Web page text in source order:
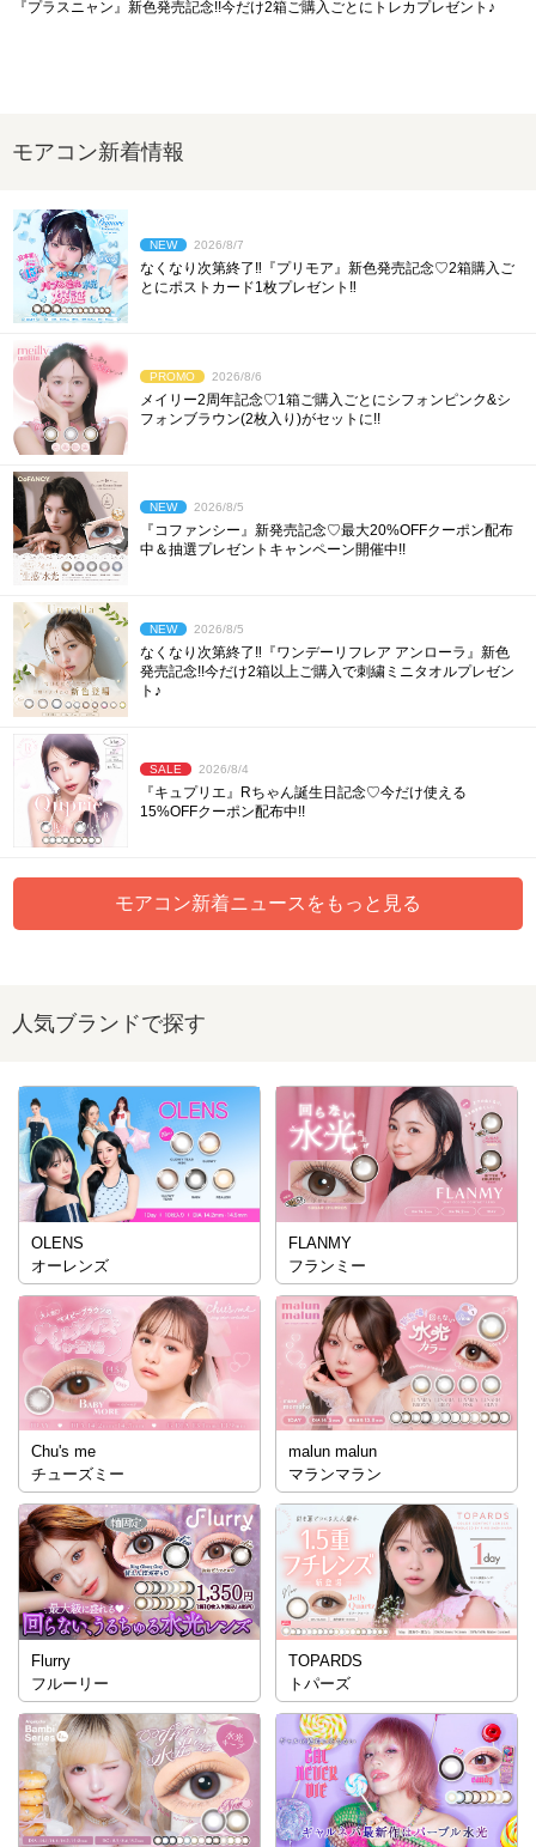
『プラスニャン』新色発売記念!!今だけ2箱ご購入ごとにトレカプレゼント♪
モアコン新着情報
NEW 2026/8/7
なくなり次第終了‼︎『プリモア』新色発売記念♡2箱購入ご
とにポストカード1枚プレゼント‼︎
PROMO 2026/8/6
メイリー2周年記念♡1箱ご購入ごとにシフォンピンク&シ
フォンブラウン(2枚入り)がセットに!!
NEW 2026/8/5
『コファンシー』新発売記念♡最大20%OFFクーポン配布
中＆抽選プレゼントキャンペーン開催中!!
NEW 2026/8/5
なくなり次第終了‼︎『ワンデーリフレア アンローラ』新色
発売記念!!今だけ2箱以上ご購入で刺繍ミニタオルプレゼン
ト♪
SALE 2026/8/4
『キュプリエ』Rちゃん誕生日記念♡今だけ使える
15%OFFクーポン配布中!!
モアコン新着ニュースをもっと見る
人気ブランドで探す
OLENS
オーレンズ
FLANMY
フランミー
Chu's me
チューズミー
malun malun
マランマラン
Flurry
フルーリー
TOPARDS
トパーズ